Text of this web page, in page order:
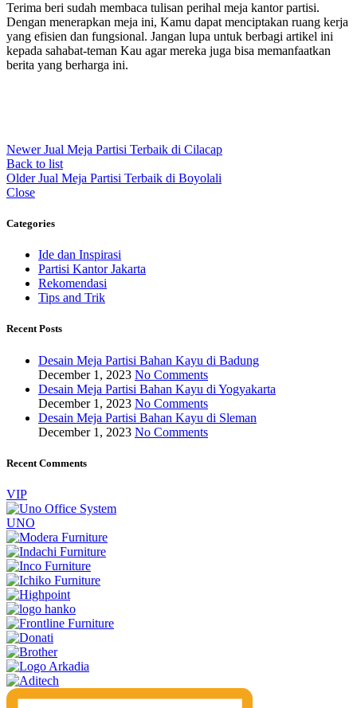
Terima beri sudah membaca tulisan perihal meja kantor partisi.
Dengan menerapkan meja ini, Kamu dapat menciptakan ruang kerja
yang efisien dan fungsional. Jangan lupa untuk berbagi artikel ini
kepada sahabat-teman Kau agar mereka juga bisa memanfaatkan
berita yang berharga ini.
Newer Jual Meja Partisi Terbaik di Cilacap
Back to list
Older Jual Meja Partisi Terbaik di Boyolali
Close
Categories
Ide dan Inspirasi
Partisi Kantor Jakarta
Rekomendasi
Tips and Trik
Recent Posts
Desain Meja Partisi Bahan Kayu di Badung
December 1, 2023 No Comments
Desain Meja Partisi Bahan Kayu di Yogyakarta
December 1, 2023 No Comments
Desain Meja Partisi Bahan Kayu di Sleman
December 1, 2023 No Comments
Recent Comments
VIP
UNO